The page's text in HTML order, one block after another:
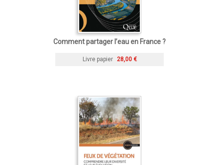
Comment partager l’eau en France ?
Livre papier 28,00 €